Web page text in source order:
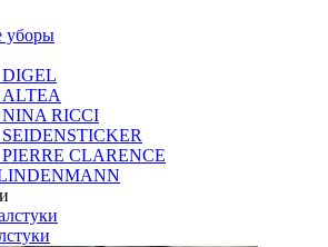
уборы
DIGEL
ALTEA
NINA RICCI
SEIDENSTICKER
PIERRE CLARENCE